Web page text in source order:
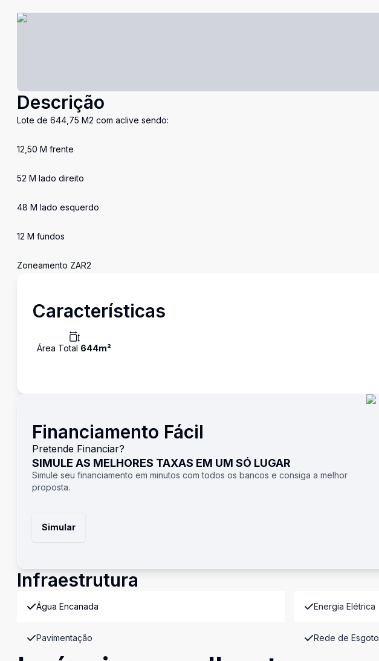
Descrição
Lote de 644,75 M2 com aclive sendo:
12,50 M frente
52 M lado direito
48 M lado esquerdo
12 M fundos
Zoneamento ZAR2
Características
Área Total 644m²
Financiamento Fácil
Pretende Financiar?
SIMULE AS MELHORES TAXAS EM UM SÓ LUGAR
Simule seu financiamento em minutos com todos os bancos e consiga a melhor
proposta.
Simular
Infraestrutura
Água Encanada Energia Elétrica
Pavimentação Rede de Esgoto